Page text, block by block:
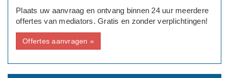
Plaats uw aanvraag en ontvang binnen 24 uur meerdere
offertes van mediators. Gratis en zonder verplichtingen!
Offertes aanvragen »